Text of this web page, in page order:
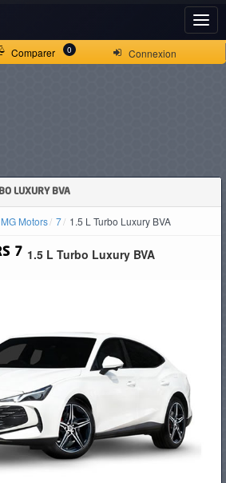
Connexion
Comparer 0
LUXURY BVA
MG Motors 7 1.5 L Turbo Luxury BVA
7 1.5 L Turbo Luxury BVA